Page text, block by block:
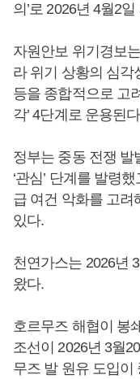
의’로 2026년 4월2
자원안보 위기경보
라 위기 상황의 심각
등을 종합적으로 고
각’ 4단계로 운용된
정부는 중동 전쟁 발
‘관심’ 단계를 발령
급 여건 악화를 고려
있다.
천연가스는 2026년
왔다.
호르무즈 해협이 봉
조선이 2026년 3월
무즈 발 원유 도입이